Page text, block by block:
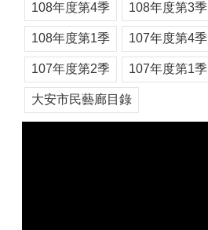
108年度第4季 108年度第3季
108年度第1季 107年度第4季
107年度第2季 107年度第1季
大安市民藝廊目錄